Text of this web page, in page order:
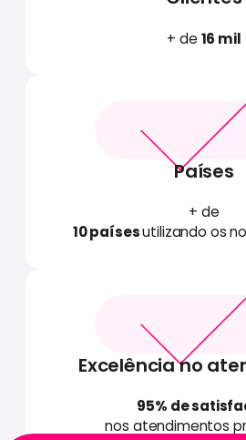
+ de 16 mil
Países
+ de
10 paísesutilizando os
Excelência no
95% de
nos atendimentos